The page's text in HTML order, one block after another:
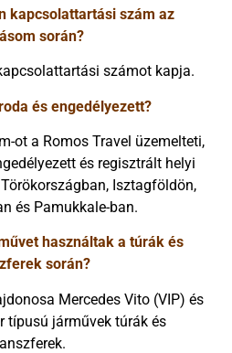
kapcsolattartási szám az
során?
számot kapja.
és engedélyezett?
ot a Romos Travel üzemelteti,
és regisztrált helyi
Isztagföldön,
és Pamukkale-ban.
használtak a túrák és
során?
Mercedes Vito (VIP) és
típusú járművek túrák és